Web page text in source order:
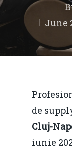
June
de
Cluj-
iunie